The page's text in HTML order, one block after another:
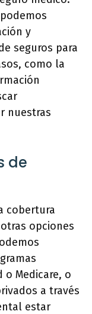
y
seguros para
como la
nuestras
de
cobertura
opciones
o Medicare, o
a través
estar